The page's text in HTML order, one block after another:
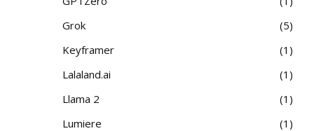
Grok
5
Keyframer
1
Lalaland.ai
1
Llama 2
1
Lumiere
1